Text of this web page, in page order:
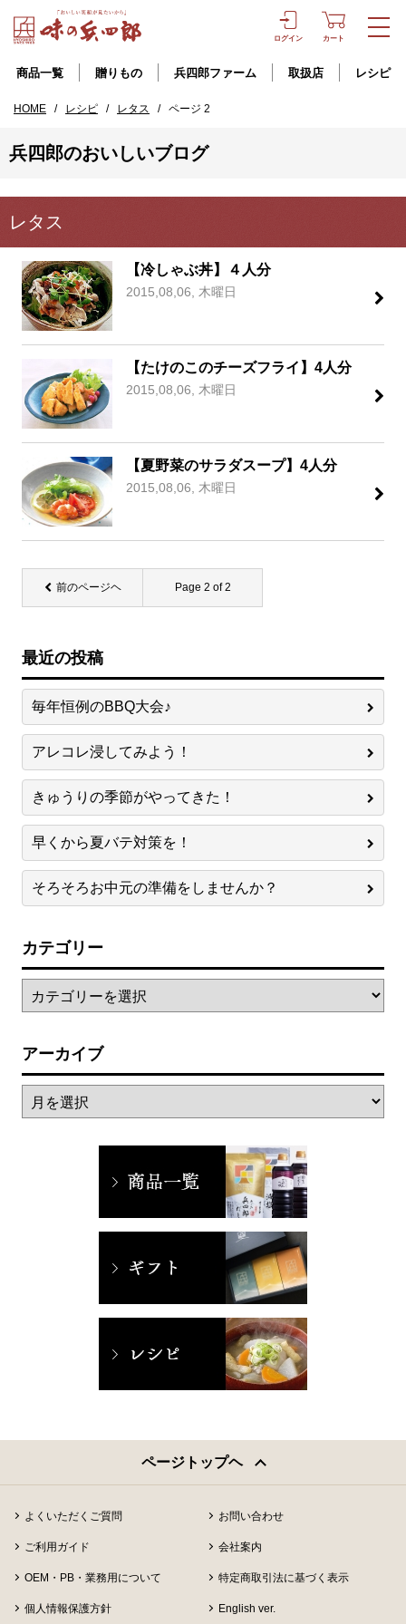
ログイン カート
商品一覧 贈りもの 兵四郎ファーム 取扱店 レシピ
HOME / レシピ / レタス / ページ 2
兵四郎のおいしいブログ
レタス
【冷しゃぶ丼】４人分
2015,08,06, 木曜日
【たけのこのチーズフライ】4人分
2015,08,06, 木曜日
【夏野菜のサラダスープ】4人分
2015,08,06, 木曜日
前のページヘ Page 2 of 2
最近の投稿
毎年恒例のBBQ大会♪
アレコレ浸してみよう！
きゅうりの季節がやってきた！
早くから夏バテ対策を！
そろそろお中元の準備をしませんか？
カテゴリー
アーカイブ
ページトップヘ
よくいただくご質問 お問い合わせ
ご利用ガイド 会社案内
OEM・PB・業務用について 特定商取引法に基づく表示
個人情報保護方針 English ver.